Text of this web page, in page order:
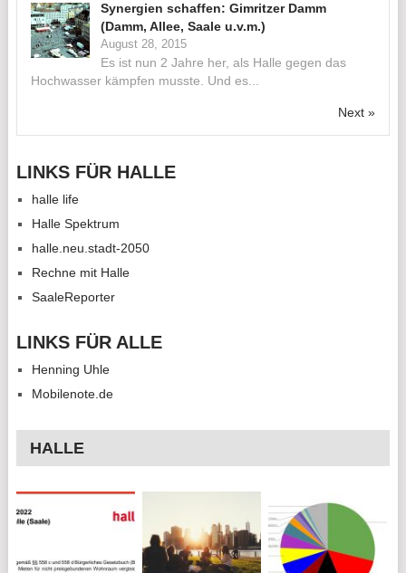
Synergien schaffen: Gimritzer Damm
(Damm, Allee, Saale u.v.m.)
August 28, 2015
Es ist nun 2 Jahre her, als Halle gegen das
Hochwasser kämpfen musste. Und es...
Next »
LINKS FÜR HALLE
halle life
Halle Spektrum
halle.neu.stadt-2050
Rechne mit Halle
SaaleReporter
LINKS FÜR ALLE
Henning Uhle
Mobilenote.de
HALLE